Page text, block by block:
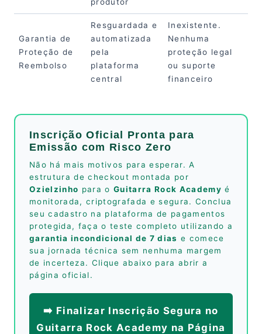
Garantia de
Proteção de
Reembolso
Resguardada e
automatizada
pela
plataforma
central
Inexistente.
Nenhuma
proteção legal
ou suporte
financeiro
Inscrição Oficial Pronta para
Emissão com Risco Zero
Não há mais motivos para esperar. A
estrutura de checkout montada por
Ozielzinho para o Guitarra Rock Academy é
monitorada, criptografada e segura. Conclua
seu cadastro na plataforma de pagamentos
protegida, faça o teste completo utilizando a
garantia incondicional de 7 dias e comece
sua jornada técnica sem nenhuma margem
de incerteza. Clique abaixo para abrir a
página oficial.
➡️ Finalizar Inscrição Segura no
Guitarra Rock Academy na Página